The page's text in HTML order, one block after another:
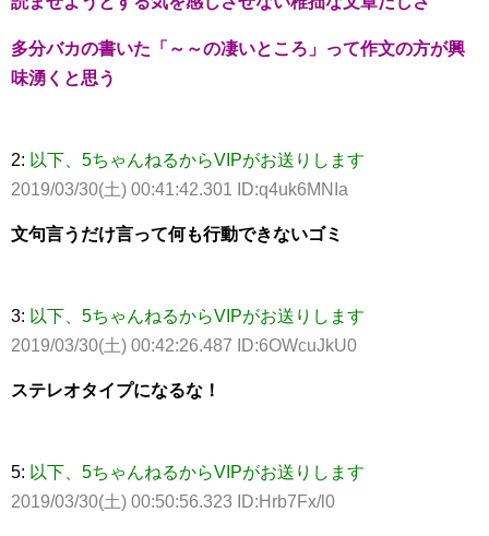
多分バカの書いた「～～の凄いところ」って作文の方が興
味湧くと思う
2: 以下、5ちゃんねるからVIPがお送りします
2019/03/30(土) 00:41:42.301 ID:q4uk6MNIa
文句言うだけ言って何も行動できないゴミ
3: 以下、5ちゃんねるからVIPがお送りします
2019/03/30(土) 00:42:26.487 ID:6OWcuJkU0
ステレオタイプになるな！
5: 以下、5ちゃんねるからVIPがお送りします
2019/03/30(土) 00:50:56.323 ID:Hrb7Fx/l0